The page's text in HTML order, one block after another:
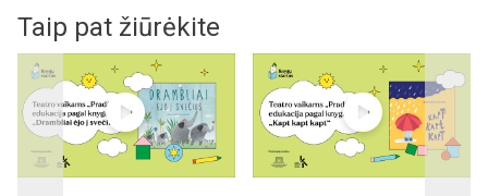
Taip pat žiūrėkite